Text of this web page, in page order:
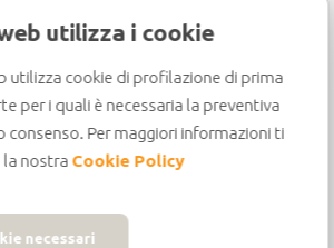
utilizza i cookie
utilizza cookie di profilazione di prima
per i quali è necessaria la preventiva
consenso. Per maggiori informazioni ti
la nostra Cookie Policy
necessari
CONFIRMA SU
EN LA IWF 2026